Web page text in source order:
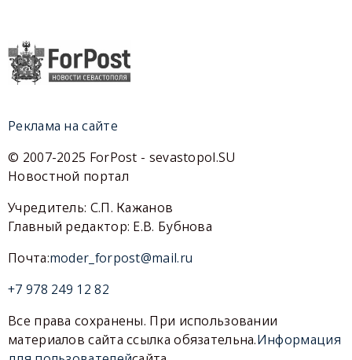
Реклама на сайте
© 2007-2025 ForPost - sevastopol.SU
Новостной портал
Учредитель: С.П. Кажанов
Главный редактор: Е.В. Бубнова
Почта:moder_forpost@mail.ru
+7 978 249 12 82
Все права сохранены. При использовании
материалов сайта ссылка обязательна.Информация